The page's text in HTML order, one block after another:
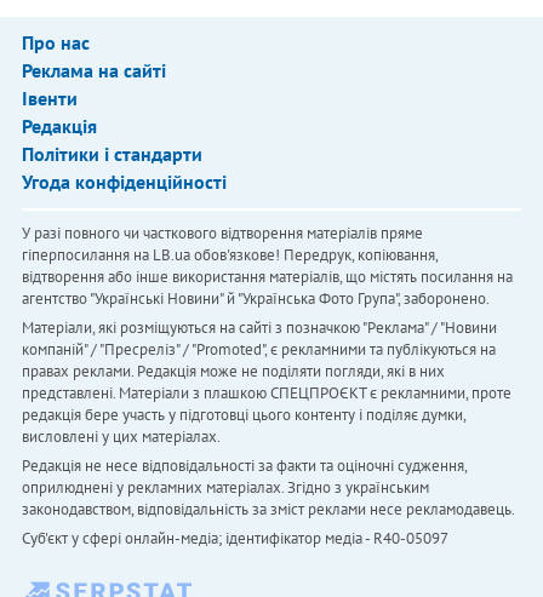
Про нас
Реклама на сайті
Івенти
Редакція
Політики і стандарти
Угода конфіденційності
У разі повного чи часткового відтворення матеріалів пряме
гіперпосилання на LB.ua обов'язкове! Передрук, копіювання,
відтворення або інше використання матеріалів, що містять посилання на
агентство "Українськi Новини" й "Українська Фото Група", заборонено.
Матеріали, які розміщуються на сайті з позначкою "Реклама" / "Новини
компаній" / "Пресреліз" / "Promoted", є рекламними та публікуються на
правах реклами. Редакція може не поділяти погляди, які в них
представлені. Матеріали з плашкою СПЕЦПРОЄКТ є рекламними, проте
редакція бере участь у підготовці цього контенту і поділяє думки,
висловлені у цих матеріалах.
Редакція не несе відповідальності за факти та оціночні судження,
оприлюднені у рекламних матеріалах. Згідно з українським
законодавством, відповідальність за зміст реклами несе рекламодавець.
Cуб'єкт у сфері онлайн-медіа; ідентифікатор медіа - R40-05097